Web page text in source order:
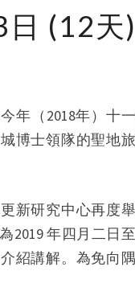
(12天)
年（2018年）十
博士領隊的聖地
新研究中心再度
2019 年四月二日
紹講解。為免向隅